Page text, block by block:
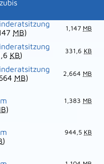
MB) 1,147 MB
KB) 331,6 KB
MB) 2,664 MB
)
1,383 MB
)
944,5 KB